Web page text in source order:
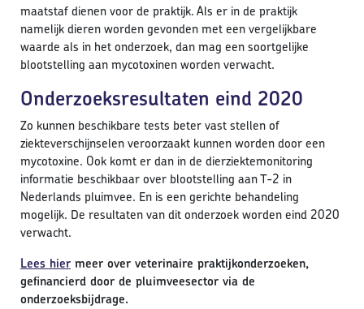
maatstaf dienen voor de praktijk. Als er in de praktijk
namelijk dieren worden gevonden met een vergelijkbare
waarde als in het onderzoek, dan mag een soortgelijke
blootstelling aan mycotoxinen worden verwacht.
Onderzoeksresultaten eind 2020
Zo kunnen beschikbare tests beter vast stellen of
ziekteverschijnselen veroorzaakt kunnen worden door een
mycotoxine. Ook komt er dan in de dierziektemonitoring
informatie beschikbaar over blootstelling aan T-2 in
Nederlands pluimvee. En is een gerichte behandeling
mogelijk. De resultaten van dit onderzoek worden eind 2020
verwacht.
Lees hier meer over veterinaire praktijkonderzoeken,
gefinancierd door de pluimveesector via de
onderzoeksbijdrage.